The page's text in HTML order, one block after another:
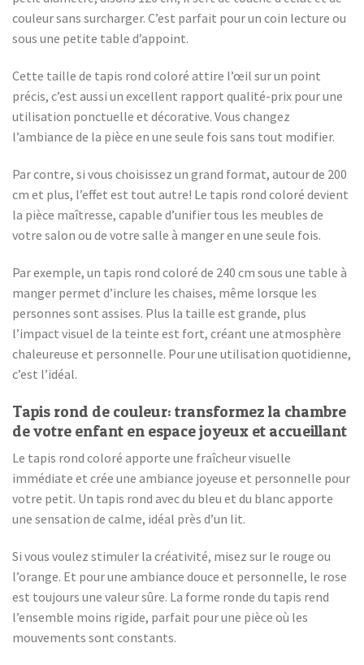
couleur sans surcharger. C’est parfait pour un coin lecture ou
sous une petite table d’appoint.
Cette taille de tapis rond coloré attire l’œil sur un point
précis, c’est aussi un excellent rapport qualité-prix pour une
utilisation ponctuelle et décorative. Vous changez
l’ambiance de la pièce en une seule fois sans tout modifier.
Par contre, si vous choisissez un grand format, autour de 200
cm et plus, l’effet est tout autre! Le tapis rond coloré devient
la pièce maîtresse, capable d’unifier tous les meubles de
votre salon ou de votre salle à manger en une seule fois.
Par exemple, un tapis rond coloré de 240 cm sous une table à
manger permet d’inclure les chaises, même lorsque les
personnes sont assises. Plus la taille est grande, plus
l’impact visuel de la teinte est fort, créant une atmosphère
chaleureuse et personnelle. Pour une utilisation quotidienne,
c’est l’idéal.
Tapis rond de couleur: transformez la chambre
de votre enfant en espace joyeux et accueillant
Le tapis rond coloré apporte une fraîcheur visuelle
immédiate et crée une ambiance joyeuse et personnelle pour
votre petit. Un tapis rond avec du bleu et du blanc apporte
une sensation de calme, idéal près d’un lit.
Si vous voulez stimuler la créativité, misez sur le rouge ou
l’orange. Et pour une ambiance douce et personnelle, le rose
est toujours une valeur sûre. La forme ronde du tapis rend
l’ensemble moins rigide, parfait pour une pièce où les
mouvements sont constants.